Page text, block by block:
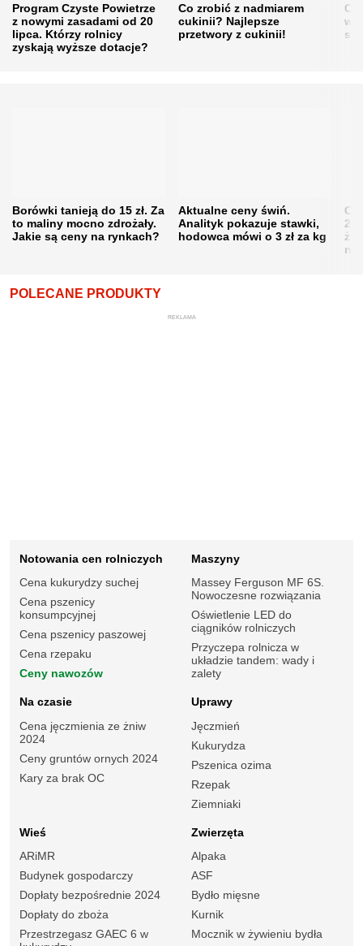
Program Czyste Powietrze
z nowymi zasadami od 20
lipca. Którzy rolnicy
zyskają wyższe dotacje?
Co zrobić z nadmiarem
cukinii? Najlepsze
przetwory z cukinii!
w
Borówki tanieją do 15 zł. Za
to maliny mocno zdrożały.
Jakie są ceny na rynkach?
Aktualne ceny świń.
Analityk pokazuje stawki,
hodowca mówi o 3 zł za kg
POLECANE PRODUKTY
REKLAMA
Notowania cen rolniczych
Cena kukurydzy suchej
Cena pszenicy
konsumpcyjnej
Cena pszenicy paszowej
Cena rzepaku
Ceny nawozów
Maszyny
Massey Ferguson MF 6S.
Nowoczesne rozwiązania
Oświetlenie LED do
ciągników rolniczych
Przyczepa rolnicza w
układzie tandem: wady i
zalety
Na czasie
Cena jęczmienia ze żniw
2024
Ceny gruntów ornych 2024
Kary za brak OC
Uprawy
Jęczmień
Kukurydza
Pszenica ozima
Rzepak
Ziemniaki
Wieś
ARiMR
Budynek gospodarczy
Dopłaty bezpośrednie 2024
Dopłaty do zboża
Przestrzegasz GAEC 6 w
Zwierzęta
Alpaka
ASF
Bydło mięsne
Kurnik
Mocznik w żywieniu bydła